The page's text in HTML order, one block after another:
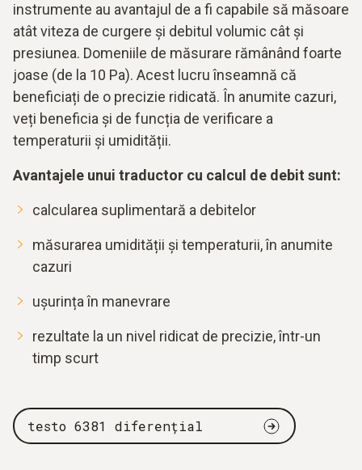
instrumente au avantajul de a fi capabile să măsoare
atât viteza de curgere și debitul volumic cât și
presiunea. Domeniile de măsurare rămânând foarte
joase (de la 10 Pa). Acest lucru înseamnă că
beneficiați de o precizie ridicată. În anumite cazuri,
veți beneficia și de funcția de verificare a
temperaturii și umidității.
Avantajele unui traductor cu calcul de debit sunt:
calcularea suplimentară a debitelor
măsurarea umidității și temperaturii, în anumite
cazuri
ușurința în manevrare
rezultate la un nivel ridicat de precizie, într-un
timp scurt
testo 6381 diferențial